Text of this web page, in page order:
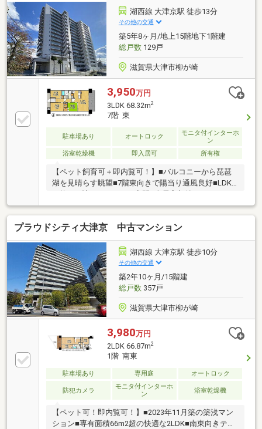
湖西線 大津京駅 徒歩13分
その他の交通
築5年8ヶ月/地上15階地下1階建
総戸数129戸
滋賀県大津市柳が崎
3,950万円
3LDK 68.32m2
7階 東
駐車場あり オートロック
モニタ付インターホ
ン
浴室乾燥機
即入居可 所有権
【ペット飼育可＋即内覧可！】■バルコニーから琵琶
湖を見晴らす眺望■7階東向きで陽当り通風良好■LDK
ンクローゼットですっきり収納
プラウドシティ大津京 中古マンション
湖西線 大津京駅 徒歩10分
その他の交通
築2年10ヶ月/15階建
総戸数357戸
滋賀県大津市柳が崎
3,980万円
2LDK 66.87m2
1階 南東
駐車場あり 専用庭 オートロック
防犯カメラ
モニタ付インターホ
ン
浴室乾燥機
【ペット可！即内覧可！】■2023年11月築の築浅マン
ション■専有面積66m2超の快適な2LDK■南東向きテラ